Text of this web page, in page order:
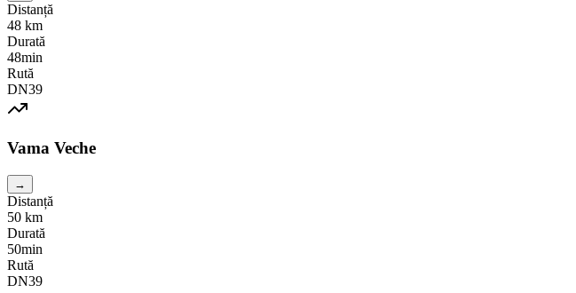
Distanță
48 km
Durată
48min
Rută
DN39
Vama Veche
→
Distanță
50 km
Durată
50min
Rută
DN39